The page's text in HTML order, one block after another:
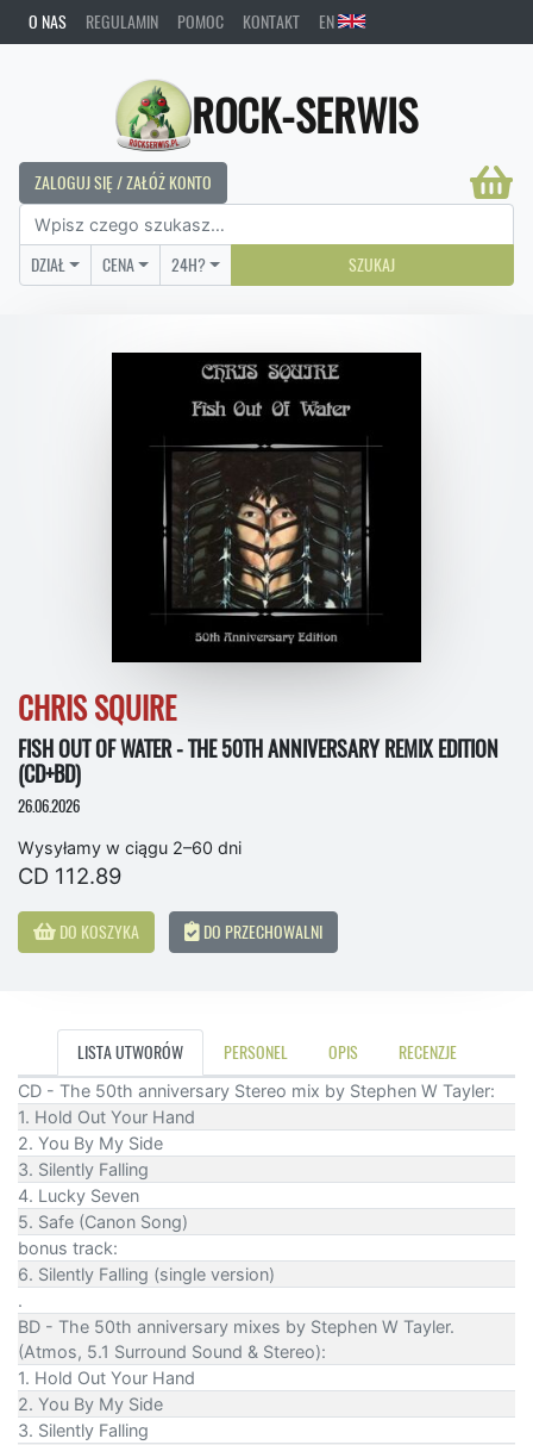
O NAS REGULAMIN POMOC KONTAKT EN
ROCK-SERWIS
ZALOGUJ SIĘ / ZAŁÓŻ KONTO
DZIAŁ CENA 24H? SZUKAJ
CHRIS SQUIRE
FISH OUT OF WATER - THE 50TH ANNIVERSARY REMIX EDITION
(CD+BD)
26.06.2026
Wysyłamy w ciągu 2–60 dni
CD 112.89
DO KOSZYKA DO PRZECHOWALNI
LISTA UTWORÓW PERSONEL OPIS RECENZJE
CD - The 50th anniversary Stereo mix by Stephen W Tayler:
1. Hold Out Your Hand
2. You By My Side
3. Silently Falling
4. Lucky Seven
5. Safe (Canon Song)
bonus track:
6. Silently Falling (single version)
.
BD - The 50th anniversary mixes by Stephen W Tayler.
(Atmos, 5.1 Surround Sound & Stereo):
1. Hold Out Your Hand
2. You By My Side
3. Silently Falling